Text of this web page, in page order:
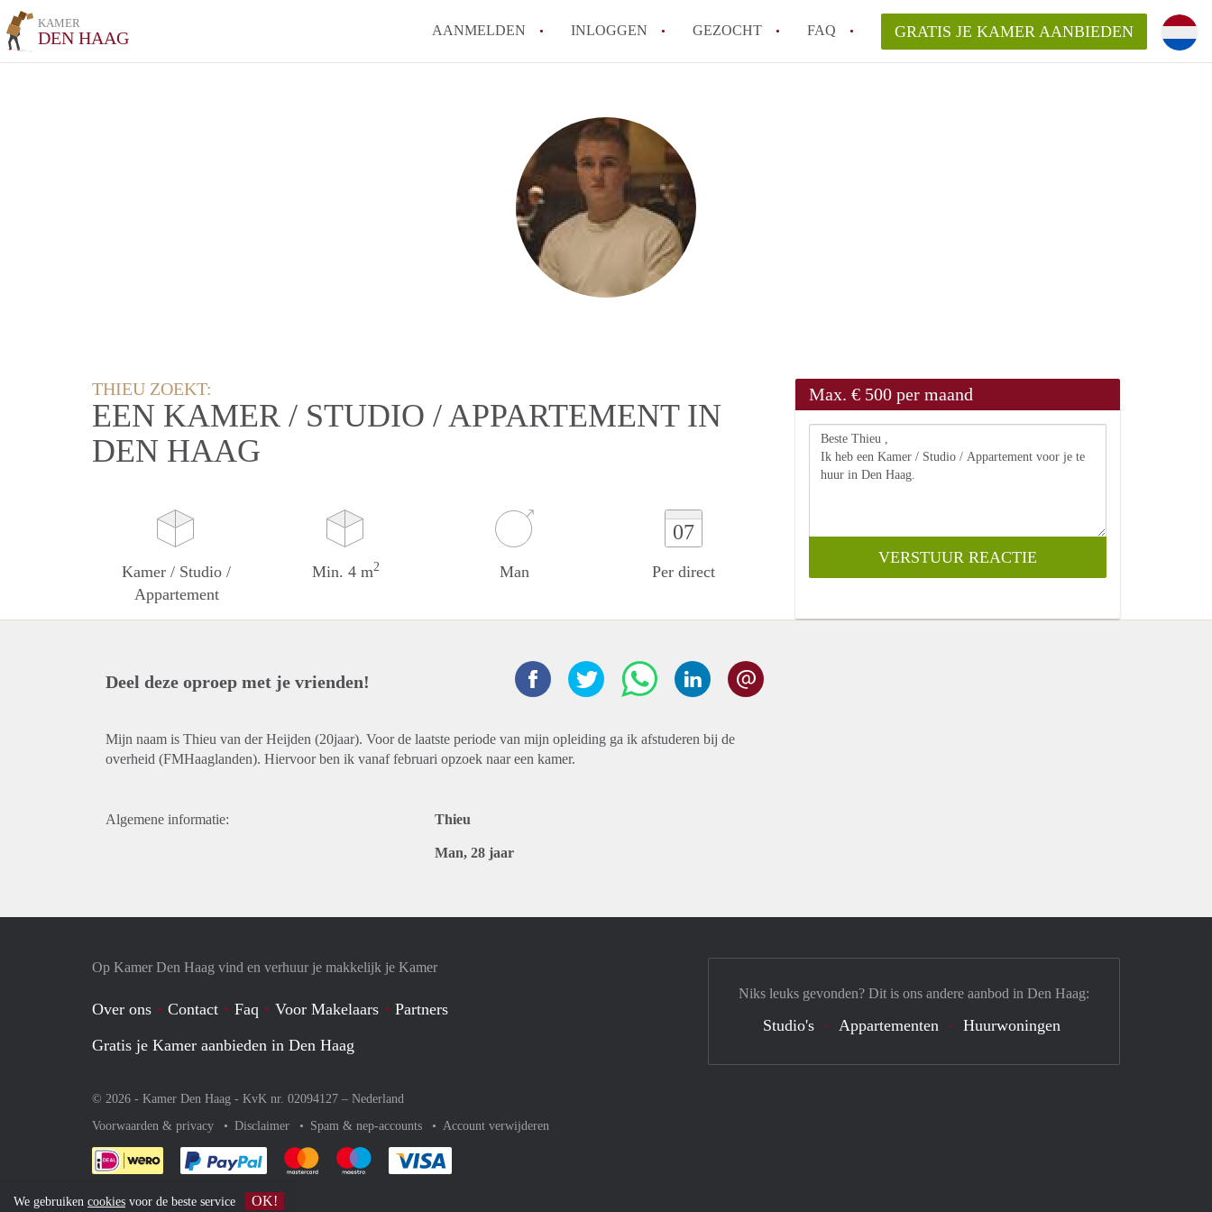
KAMER
DEN HAAG AANMELDEN INLOGGEN GEZOCHT FAQ
Hoeveel kost het om te reageren op een Kamer in Den Haag?
Wat is de privacyverklaring van KamerDenHaag?
Berekent KamerDenHaag makelaarsvergoeding/bemiddelingsvergoeding?
Alle veelgestelde vragen
GRATIS JE KAMER AANBIEDEN
THIEU ZOEKT:
EEN KAMER / STUDIO / APPARTEMENT IN
DEN HAAG
Kamer / Studio /
Appartement
Min. 4 m2 Man
07
Per direct
Max. € 500 per maand
Deel deze oproep met je vrienden!
Mijn naam is Thieu van der Heijden (20jaar). Voor de laatste periode van mijn opleiding ga ik afstuderen bij de
overheid (FMHaaglanden). Hiervoor ben ik vanaf februari opzoek naar een kamer.
Algemene informatie: Thieu
Man, 28 jaar
Op Kamer Den Haag vind en verhuur je makkelijk je Kamer
Over ons Contact Faq Voor Makelaars
Partners
Gratis je Kamer aanbieden in Den Haag
© 2026 - Kamer Den Haag - KvK nr. 02094127 – Nederland
Voorwaarden & privacy
Disclaimer Spam & nep-accounts Account verwijderen
Je rekent gemakkelijk af met Paypal
Je rekent gemakkelijk af met Mastercard
Je rekent gemakkelijk af met Meastro
Niks leuks gevonden? Dit is ons andere aanbod in Den Haag:
Studio's Appartementen Huurwoningen
We gebruiken cookies voor de beste service OK!